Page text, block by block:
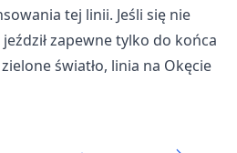
tej linii. Jeśli się nie
zapewne tylko do końca
światło, linia na Okęcie